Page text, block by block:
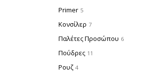
Primer 5
Κονσίλερ 7
Παλέτες Προσώπου 6
Πούδρες 11
Ρουζ 4